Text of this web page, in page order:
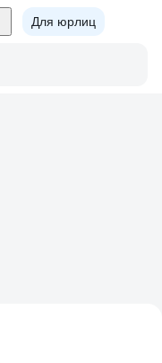
Для юрлиц